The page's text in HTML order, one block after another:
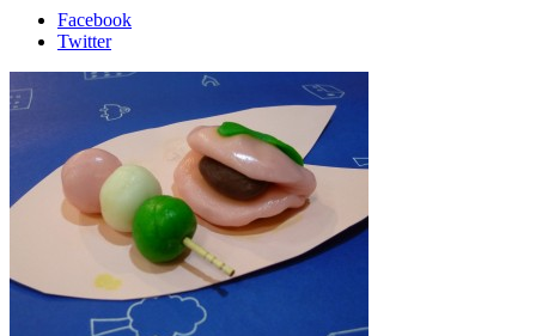
Facebook
Twitter